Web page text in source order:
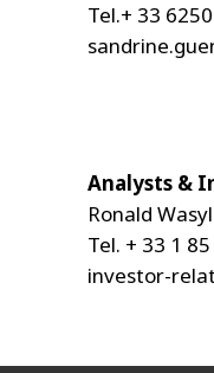
Tel.+ 33
Analysts &
Ronald
Tel. + 33 1
investor-